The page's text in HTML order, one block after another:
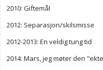
2010: Giftemål
2012: Separasjon/skilsmisse
2012-2013: En veldig tung tid
2014: Mars, jeg møter den